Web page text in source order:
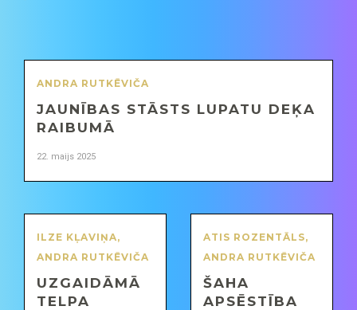
ANDRA RUTKĒVIČA
JAUNĪBAS STĀSTS LUPATU DEĶA
RAIBUMĀ
22. maijs 2025
ILZE KĻAVIŅA,
ANDRA RUTKĒVIČA
UZGAIDĀMĀ
TELPA
ATIS ROZENTĀLS,
ANDRA RUTKĒVIČA
ŠAHA
APSĒSTĪBA